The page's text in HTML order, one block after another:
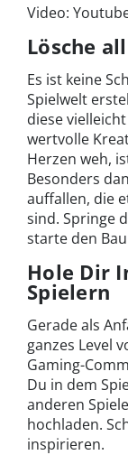
Video:
Lösche
Es ist keine
Spielwelt
diese
wertvolle
Herzen weh,
Besonders
auffallen, die
sind. Springe
starte den
Hole Dir
Spielern
Gerade als
ganzes Level
Gaming-
Du in dem
anderen
hochladen.
inspirieren.